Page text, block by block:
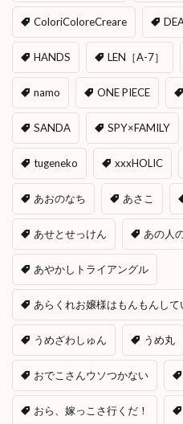
ColoriColoreCreare
HANDS LEN［A-7］
namo ONE PIECE
SANDA SPY×FAMILY
tugeneko xxxHOLIC
あおのなち あさこ
あせとせっけん あの人
あやかしトライアングル
あらくれお嬢様はもんもんして
うめざわしゅん うめ丸
おでこさんウソつかない
おら、嫁っこさ行くだ！